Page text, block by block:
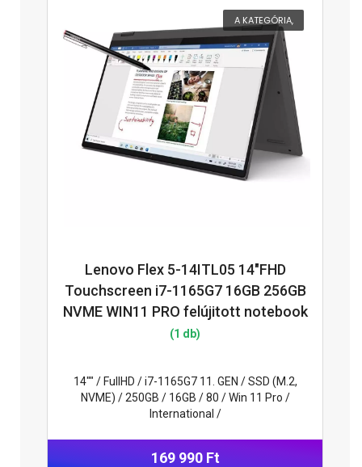
A KATEGÓRIA,
Lenovo Flex 5-14ITL05 14"FHD
Touchscreen i7-1165G7 16GB 256GB
NVME WIN11 PRO felújitott notebook
(1 db)
14"" / FullHD / i7-1165G7 11. GEN / SSD (M.2,
NVME) / 250GB / 16GB / 80 / Win 11 Pro /
International /
169 990 Ft